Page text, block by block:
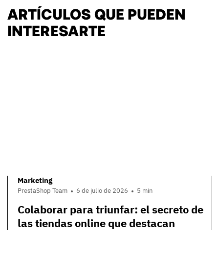
ARTÍCULOS QUE PUEDEN
INTERESARTE
Marketing
PrestaShop Team 6 de julio de 2026 5 min
Colaborar para triunfar: el secreto de
las tiendas online que destacan